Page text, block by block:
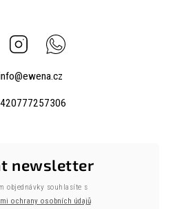
Instagram
@ewena.cz
newsletter
objednávky souhlasíte s
ochrany osobních údajů